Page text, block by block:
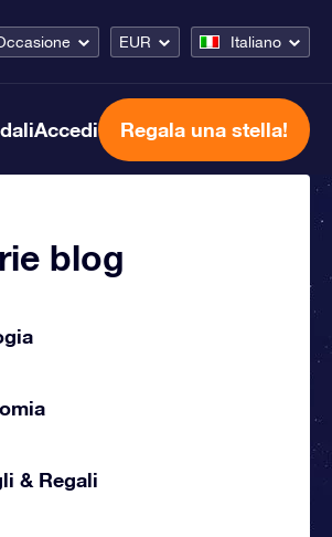
EUR Italiano
Accedi Regala una stella!
blog
& Regali